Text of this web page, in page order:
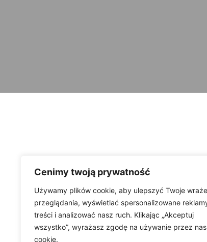
Cenimy twoją prywatność
Używamy plików cookie, aby ulepszyć Twoje
przeglądania, wyświetlać spersonalizowane
treści i analizować nasz ruch. Klikając „Akceptuj
wszystko”, wyrażasz zgodę na używanie przez
cookie.